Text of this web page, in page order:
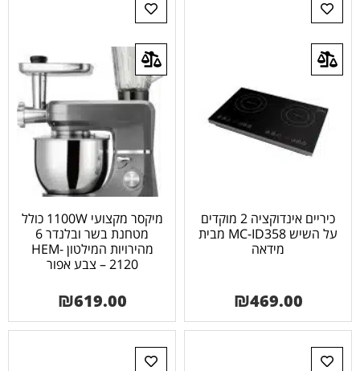
כיריים אינדוקציה 2 מוקדים
על השיש MC-ID358 מבית
מידאה
₪469.00
מיקסר מקצועי 1100W כולל
מטחנת בשר ובלנדר 6
מהירויות המילטון HEM-
2120 – צבע אפור
₪619.00